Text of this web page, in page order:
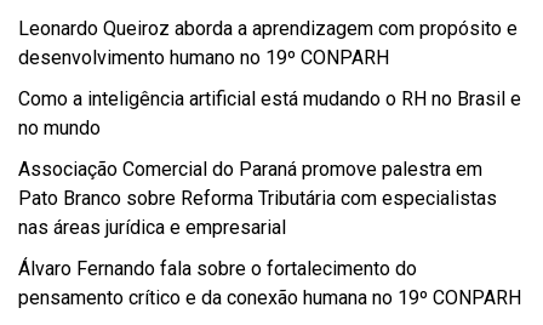
Leonardo Queiroz aborda a aprendizagem com propósito e
desenvolvimento humano no 19º CONPARH
Como a inteligência artificial está mudando o RH no Brasil e
no mundo
Associação Comercial do Paraná promove palestra em
Pato Branco sobre Reforma Tributária com especialistas
nas áreas jurídica e empresarial
Álvaro Fernando fala sobre o fortalecimento do
pensamento crítico e da conexão humana no 19º CONPARH